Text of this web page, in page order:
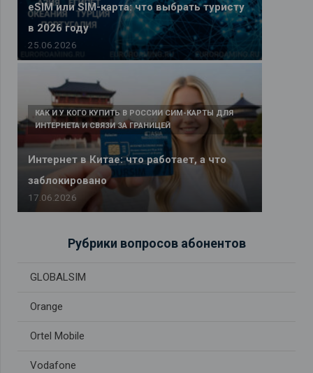
eSIM или SIM-карта: что выбрать туристу
в 2026 году
25.06.2026
Интернет в Китае: что работает, а что
заблокировано
КАК И У КОГО КУПИТЬ В РОССИИ СИМ-КАРТЫ ДЛЯ
ИНТЕРНЕТА И СВЯЗИ ЗА ГРАНИЦЕЙ
17.06.2026
Рубрики вопросов абонентов
GLOBALSIM
Orange
Ortel Mobile
Vodafone